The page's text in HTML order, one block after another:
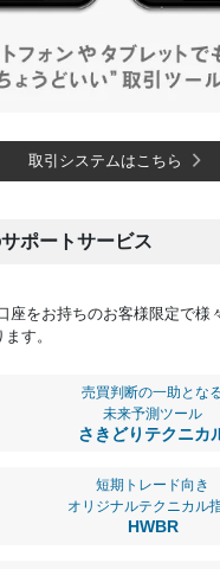
取引システムはこちら
ポートサービス
座をお持ちのお客様限定で様
す。
売買判断の一助とな
未来予測ツール
さきどりテクニカ
短期トレード向き
オリジナルテクニカル
HWBR